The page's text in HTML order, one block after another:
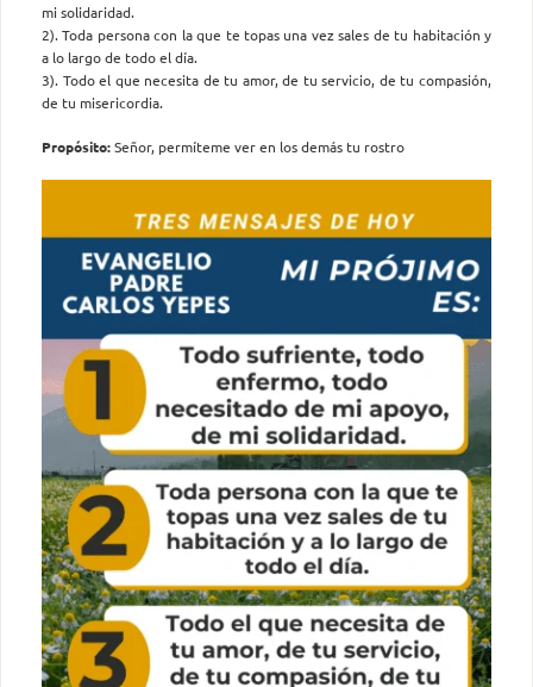
mi solidaridad.
2). Toda persona con la que te topas una vez sales de tu habitación y
a lo largo de todo el día.
3). Todo el que necesita de tu amor, de tu servicio, de tu compasión,
de tu misericordia.
Propósito:Señor, permíteme ver en los demás tu rostro